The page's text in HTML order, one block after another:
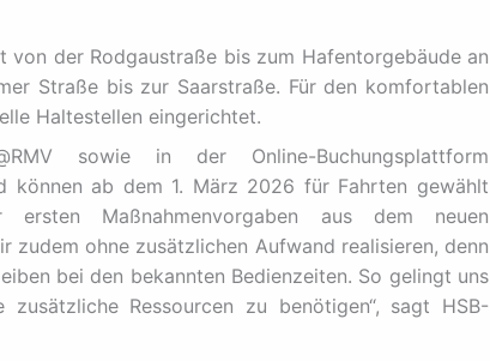
von der Rodgaustraße bis zum Hafentorgebäude an
Straße bis zur Saarstraße. Für den komfortablen
Haltestellen eingerichtet.
sowie in der Online-Buchungsplattform
können ab dem 1. März 2026 für Fahrten gewählt
Maßnahmenvorgaben aus dem neuen
zudem ohne zusätzlichen Aufwand realisieren, denn
bei den bekannten Bedienzeiten. So gelingt uns
Ressourcen zu benötigen“, sagt HSB-